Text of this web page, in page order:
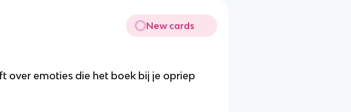
New cards
over emoties die het boek bij je opriep